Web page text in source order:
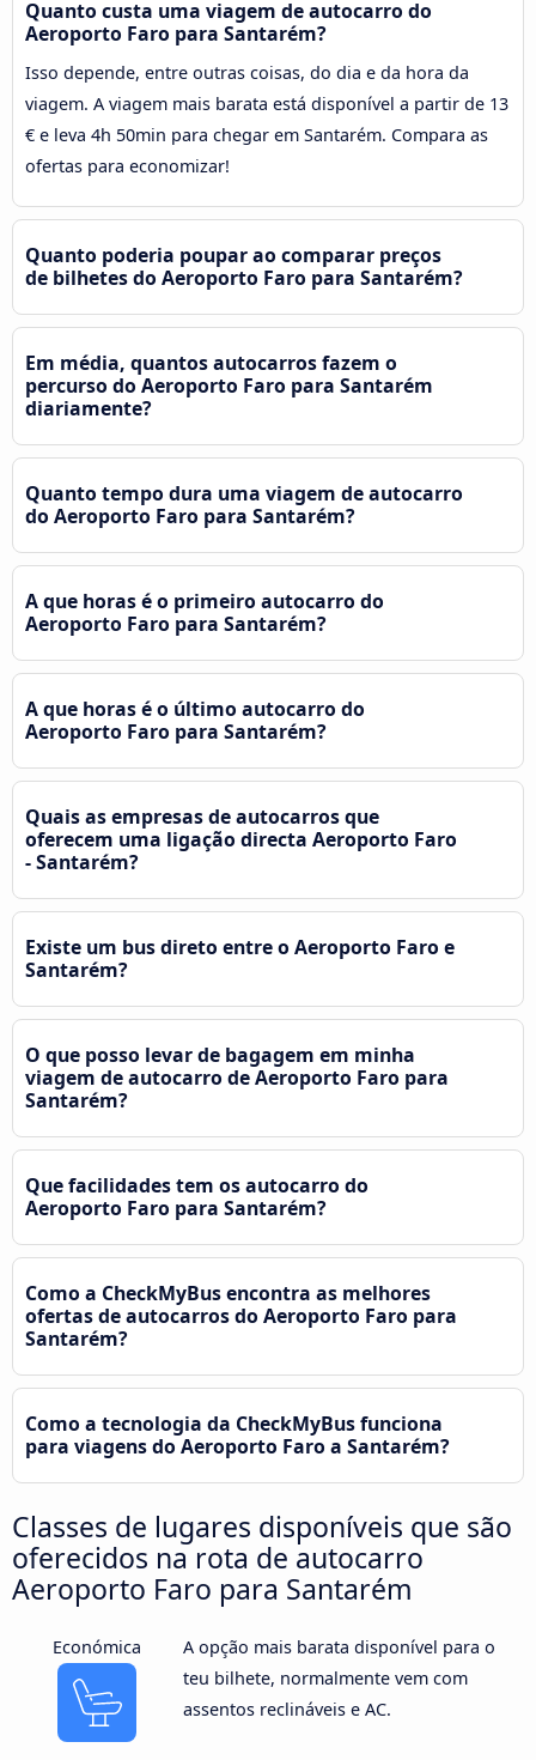
Quanto custa uma viagem de autocarro do
Aeroporto Faro para Santarém?
Isso depende, entre outras coisas, do dia e da hora da
viagem. A viagem mais barata está disponível a partir de 13
€ e leva 4h 50min para chegar em Santarém. Compara as
ofertas para economizar!
Quanto poderia poupar ao comparar preços
de bilhetes do Aeroporto Faro para Santarém?
Em média, quantos autocarros fazem o
percurso do Aeroporto Faro para Santarém
diariamente?
Quanto tempo dura uma viagem de autocarro
do Aeroporto Faro para Santarém?
A que horas é o primeiro autocarro do
Aeroporto Faro para Santarém?
A que horas é o último autocarro do
Aeroporto Faro para Santarém?
Quais as empresas de autocarros que
oferecem uma ligação directa Aeroporto Faro
- Santarém?
Existe um bus direto entre o Aeroporto Faro e
Santarém?
O que posso levar de bagagem em minha
viagem de autocarro de Aeroporto Faro para
Santarém?
Que facilidades tem os autocarro do
Aeroporto Faro para Santarém?
Como a CheckMyBus encontra as melhores
ofertas de autocarros do Aeroporto Faro para
Santarém?
Como a tecnologia da CheckMyBus funciona
para viagens do Aeroporto Faro a Santarém?
Classes de lugares disponíveis que são
oferecidos na rota de autocarro
Aeroporto Faro para Santarém
Económica
A opção mais barata disponível para o
teu bilhete, normalmente vem com
assentos reclináveis e AC.